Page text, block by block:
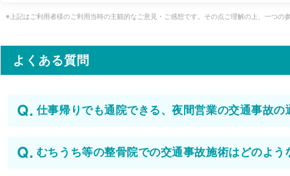
※上記はご利用者様のご利用当時の主観的なご意見・ご感想です。その点ご理解の上、一つの
よくある質問
仕事帰りでも通院できる、夜間営業の交通事故の
むちうち等の整骨院での交通事故施術はどのよう